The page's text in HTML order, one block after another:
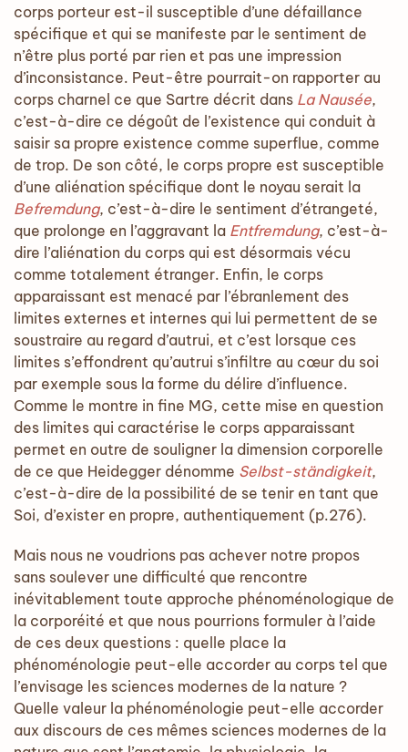
corps porteur est-il susceptible d’une défaillance
spécifique et qui se manifeste par le sentiment de
n’être plus porté par rien et pas une impression
d’inconsistance. Peut-être pourrait-on rapporter au
corps charnel ce que Sartre décrit dans La Nausée,
c’est-à-dire ce dégoût de l’existence qui conduit à
saisir sa propre existence comme superflue, comme
de trop. De son côté, le corps propre est susceptible
d’une aliénation spécifique dont le noyau serait la
Befremdung, c’est-à-dire le sentiment d’étrangeté,
que prolonge en l’aggravant la Entfremdung, c’est-à-
dire l’aliénation du corps qui est désormais vécu
comme totalement étranger. Enfin, le corps
apparaissant est menacé par l’ébranlement des
limites externes et internes qui lui permettent de se
soustraire au regard d’autrui, et c’est lorsque ces
limites s’effondrent qu’autrui s’infiltre au cœur du soi
par exemple sous la forme du délire d’influence.
Comme le montre in fine MG, cette mise en question
des limites qui caractérise le corps apparaissant
permet en outre de souligner la dimension corporelle
de ce que Heidegger dénomme Selbst-ständigkeit,
c’est-à-dire de la possibilité de se tenir en tant que
Soi, d’exister en propre, authentiquement (p.276).
Mais nous ne voudrions pas achever notre propos
sans soulever une difficulté que rencontre
inévitablement toute approche phénoménologique de
la corporéité et que nous pourrions formuler à l’aide
de ces deux questions : quelle place la
phénoménologie peut-elle accorder au corps tel que
l’envisage les sciences modernes de la nature ?
Quelle valeur la phénoménologie peut-elle accorder
aux discours de ces mêmes sciences modernes de la